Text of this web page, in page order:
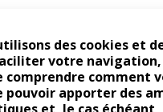
des cookies et
votre navigation,
comprendre comment
pouvoir apporter des
: pour les gens vrais
a commencé